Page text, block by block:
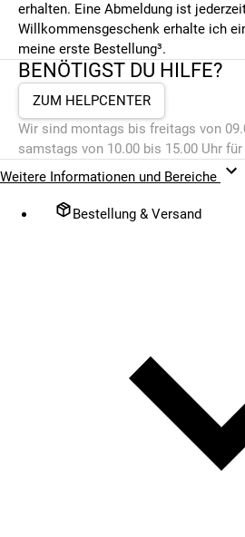
erhalten. Eine Abmeldung ist
Willkommensgeschenk erhalte ich
meine erste Bestellung³.
BENÖTIGST DU HILFE?
ZUM HELPCENTER
Wir sind montags bis freitags von
samstags von 10.00 bis 15.00 Uhr
Weitere Informationen und Bereiche
Bestellung & Versand